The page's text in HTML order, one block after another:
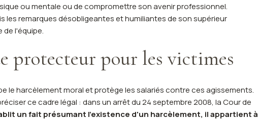
ou mentale ou de compromettre son avenir professionnel.
les remarques désobligeantes et humiliantes de son supérieur
de l'équipe.
protecteur pour les victimes
le harcèlement moral et protège les salariés contre ces agissements.
ce cadre légal : dans un arrêt du 24 septembre 2008, la Cour de
un fait présumant l'existence d'un harcèlement, il appartient à